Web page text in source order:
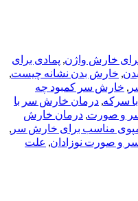
برای خارش واژن, پمادی برای
, خارش بدن نشانه چيست,
, خارش سر کمبود چه
سرکه, درمان خارش سر با
و صورت, درمان خارش
مناسب برای خارش سر ,
و صورت نوزادان, علت